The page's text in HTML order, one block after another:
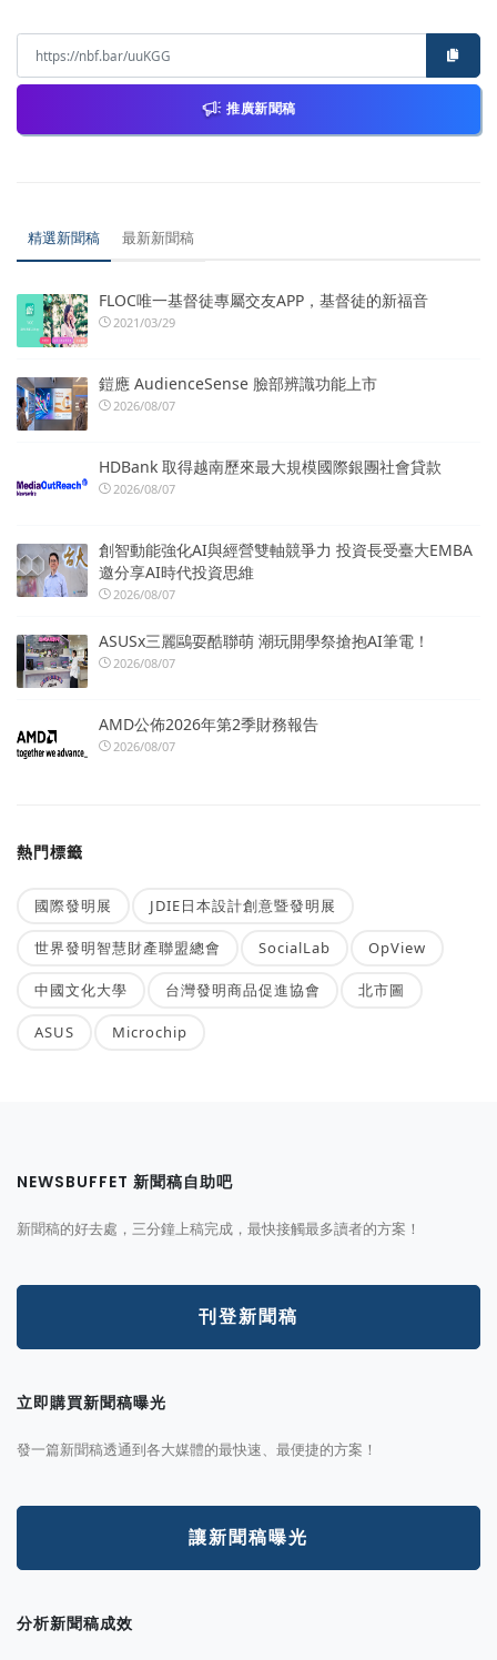
推廣新聞稿
精選新聞稿 最新新聞稿
FLOC唯一基督徒專屬交友APP，基督徒的新福音
2021/03/29
鎧應 AudienceSense 臉部辨識功能上市
2026/08/07
HDBank 取得越南歷來最大規模國際銀團社會貸款
2026/08/07
創智動能強化AI與經營雙軸競爭力 投資長受臺大EMBA
邀分享AI時代投資思維
2026/08/07
ASUSx三麗鷗耍酷聯萌 潮玩開學祭搶抱AI筆電！
2026/08/07
AMD公佈2026年第2季財務報告
2026/08/07
熱門標籤
國際發明展 JDIE日本設計創意暨發明展
世界發明智慧財產聯盟總會 SocialLab OpView
中國文化大學 台灣發明商品促進協會 北市圖
ASUS Microchip
NEWSBUFFET 新聞稿自助吧
新聞稿的好去處，三分鐘上稿完成，最快接觸最多讀者的方案！
刊登新聞稿
立即購買新聞稿曝光
發一篇新聞稿透通到各大媒體的最快速、最便捷的方案！
讓新聞稿曝光
分析新聞稿成效